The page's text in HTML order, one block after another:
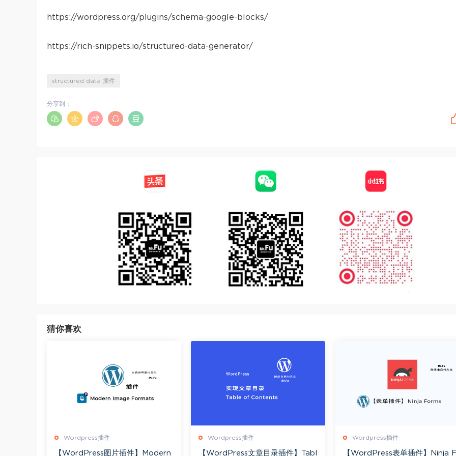
https://wordpress.org/plugins/schema-google-blocks/
https://rich-snippets.io/structured-data-generator/
structured data 插件
分享到：
猜你喜欢
Wordpress插件
【WordPress图片插件】Modern
Wordpress插件
【WordPress文章目录插件】Tabl
Wordpress插件
【WordPress表单插件】Ninja